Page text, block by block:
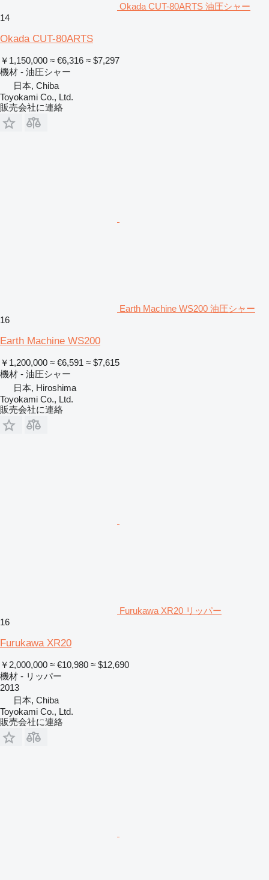
Okada CUT-80ARTS 油圧シャー
14
Okada CUT-80ARTS
￥1,150,000 ≈ €6,316 ≈ $7,297
機材 - 油圧シャー
日本, Chiba
Toyokami Co., Ltd.
販売会社に連絡
Earth Machine WS200 油圧シャー
16
Earth Machine WS200
￥1,200,000 ≈ €6,591 ≈ $7,615
機材 - 油圧シャー
日本, Hiroshima
Toyokami Co., Ltd.
販売会社に連絡
Furukawa XR20 リッパー
16
Furukawa XR20
￥2,000,000 ≈ €10,980 ≈ $12,690
機材 - リッパー
2013
日本, Chiba
Toyokami Co., Ltd.
販売会社に連絡